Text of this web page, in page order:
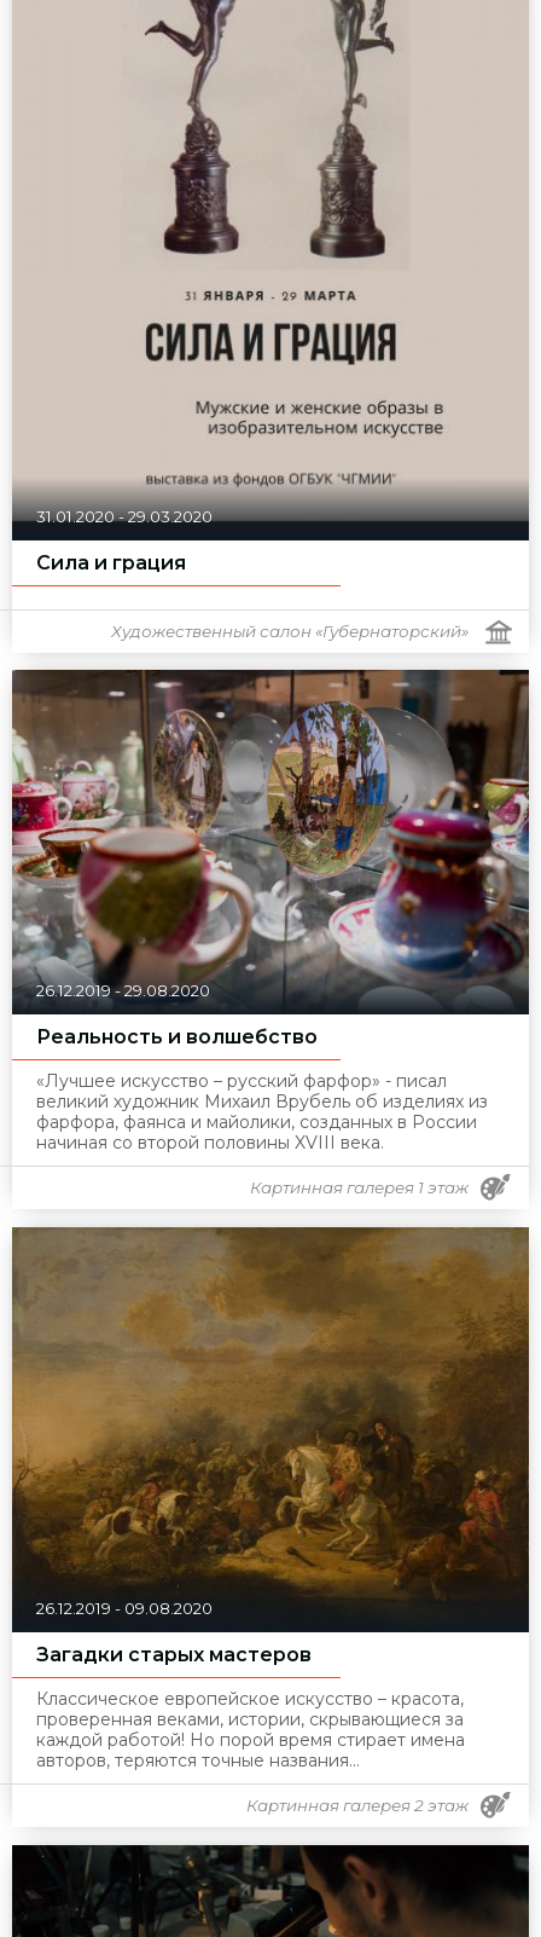
31.01.2020-29.03.2020
Сила и грация
Художественный салон «Губернаторский»
26.12.2019-29.08.2020
Реальность и волшебство
«Лучшее искусство – русский фарфор» - писал
великий художник Михаил Врубель об изделиях из
фарфора, фаянса и майолики, созданных в России
начиная со второй половины XVIII века.
Картинная галерея 1 этаж
26.12.2019 - 09.08.2020
Загадки старых мастеров
Классическое европейское искусство – красота,
проверенная веками, истории, скрывающиеся за
каждой работой! Но порой время стирает имена
авторов, теряются точные названия…
Картинная галерея 2 этаж